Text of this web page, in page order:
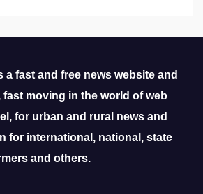
a fast and free news website and
moving in the world of web
for urban and rural news and
for international, national, state
and others.